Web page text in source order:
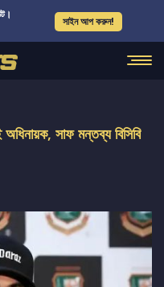
সাইন আপ করুন!
অধিনায়ক, সাফ মন্তব্য বিসিবি